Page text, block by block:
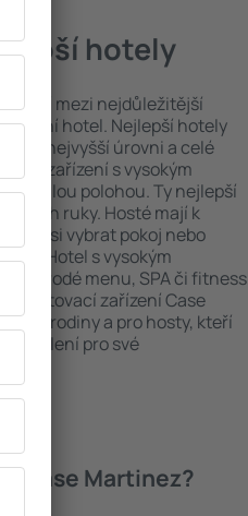
hotely
patří mezi nejdůležitější
hotel. Nejlepší hotely
na nejvyšší úrovni a celé
zařízení s vysokým
polohou. Ty nejlepší
dosah ruky. Hosté mají k
si vybrat pokoj nebo
Hotel s vysokým
menu, SPA či fitness
ubytovací zařízení Case
rodiny a pro hosty, kteří
školení pro své
Case Martinez?